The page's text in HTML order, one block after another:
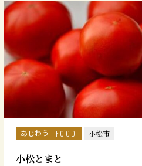
あじわう FOOD 小松市
小松とまと